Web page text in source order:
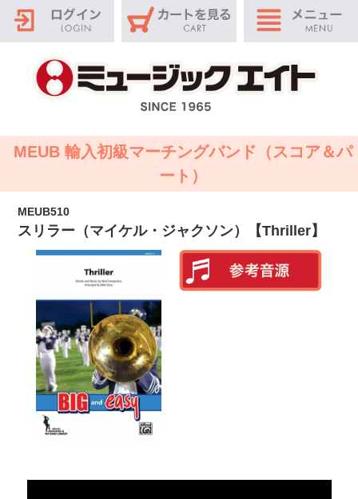
MEUB 輸入初級マーチングバンド（スコア＆パ
ート）
MEUB510
スリラー（マイケル・ジャクソン）【Thriller】